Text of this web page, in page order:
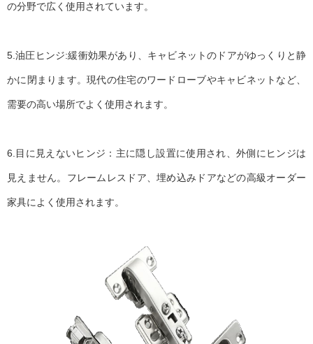
の分野で広く使用されています。
5.油圧ヒンジ:緩衝効果があり、キャビネットのドアがゆっくりと静
かに閉まります。現代の住宅のワードローブやキャビネットなど、
需要の高い場所でよく使用されます。
6.目に見えないヒンジ：主に隠し設置に使用され、外側にヒンジは
見えません。フレームレスドア、埋め込みドアなどの高級オーダー
家具によく使用されます。